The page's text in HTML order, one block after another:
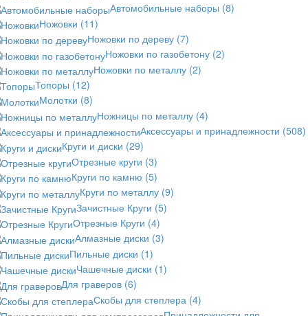
Автомобильные наборы (8)
Ножовки (11)
Ножовки по дереву (7)
Ножовки по газобетону (2)
Ножовки по металлу (2)
Топоры (12)
Молотки (8)
Ножницы по металлу (4)
Аксессуары и принадлежности (508)
Круги и диски (29)
Отрезные круги (3)
Круги по камню (5)
Круги по металлу (9)
Зачистные Круги (5)
Отрезные Круги (4)
Алмазные диски (3)
Пильные диски (1)
Чашечные диски (1)
Для граверов (6)
Скобы для степлера (4)